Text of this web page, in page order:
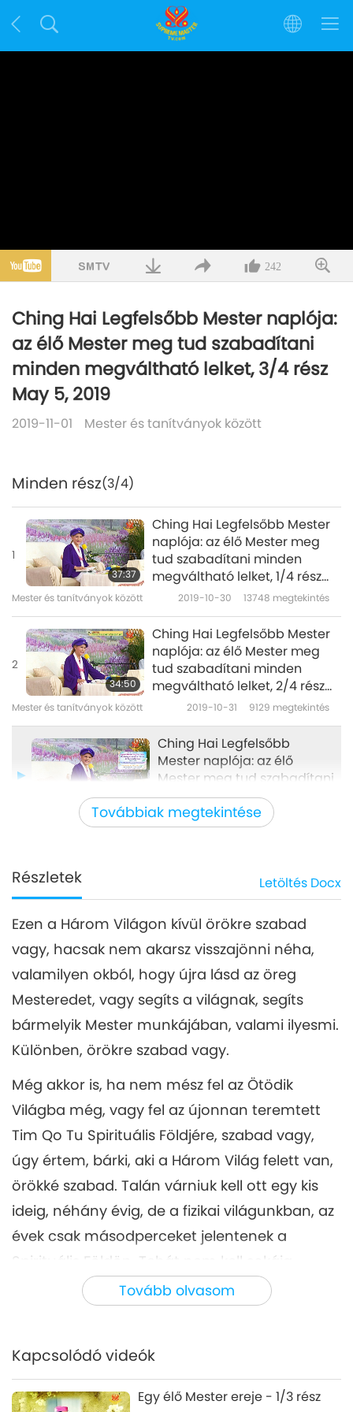
242
Ching Hai Legfelsőbb Mester naplója:
az élő Mester meg tud szabadítani
minden megváltható lelket, 3/4 rész
May 5, 2019
2019-11-01 Mester és tanítványok között
Továbbiak megtekintése
Minden rész(3/4)
1
37:37
Ching Hai Legfelsőbb Mester
naplója: az élő Mester meg
tud szabadítani minden
megváltható lelket, 1/4 rész
May 5, 2019
Mester és tanítványok között 2019-10-30 13748 megtekintés
2
34:50
Ching Hai Legfelsőbb Mester
naplója: az élő Mester meg
tud szabadítani minden
megváltható lelket, 2/4 rész
May 5, 2019
Mester és tanítványok között 2019-10-31 9129 megtekintés
Ching Hai Legfelsőbb
Mester naplója: az élő
Mester meg tud szabadítani
minden megváltható lelket,
3/4 rész May 5, 2019
Mester és tanítványok között 2019-11-01 17258 megtekintés
4
30:36
tud szabadítani minden
megváltható lelket, 4/4 rész
May 5, 2019
Mester és tanítványok között 2019-11-02 10329megtekintés
Részletek Letöltés Docx
Tovább olvasom
Ezen a Három Világon kívül örökre szabad
vagy, hacsak nem akarsz visszajönni néha,
valamilyen okból, hogy újra lásd az öreg
Mesteredet, vagy segíts a világnak, segíts
bármelyik Mester munkájában, valami ilyesmi.
Különben, örökre szabad vagy.
Még akkor is, ha nem mész fel az Ötödik
Világba még, vagy fel az újonnan teremtett
Tim Qo Tu Spirituális Földjére, szabad vagy,
úgy értem, bárki, aki a Három Világ felett van,
örökké szabad. Talán várniuk kell ott egy kis
ideig, néhány évig, de a fizikai világunkban, az
évek csak másodperceket jelentenek a
Spirituális Földön. Tehát nem kell sokáig
megmenti az összes embert, az összes lényt
vannak. S az Ő energiájuk a világban fog
Kapcsolódó videók
Egy élő Mester ereje - 1/3 rész